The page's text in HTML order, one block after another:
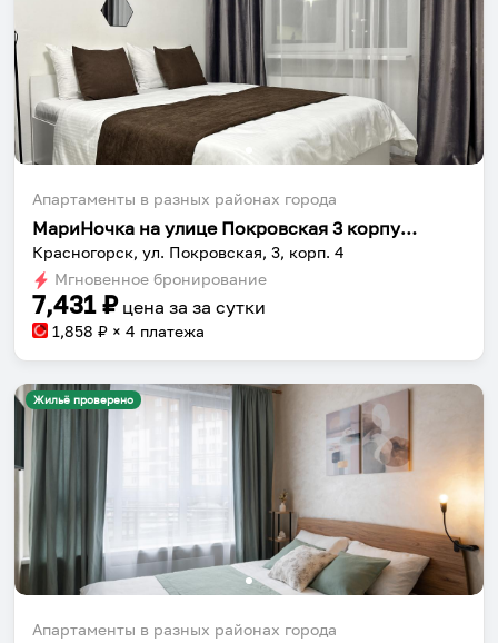
Апартаменты в разных районах города
МариНочка на улице Покровская 3 корпус 4
Красногорск, ул. Покровская, 3, корп. 4
Мгновенное бронирование
7,431₽ цена за за сутки
1,858 ₽ × 4 платежа
Жильё проверено
Апартаменты в разных районах города